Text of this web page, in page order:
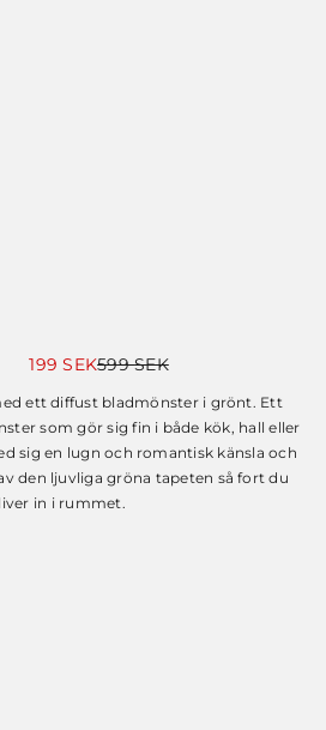
599SEK
Det
priset
var:
599 SEK.
199SEK
Det
priset
är:
199 SEK.
ett diffust bladmönster i grönt. Ett
som gör sig fin i både kök, hall eller
sig en lugn och romantisk känsla och
den ljuvliga gröna tapeten så fort du
in i rummet.